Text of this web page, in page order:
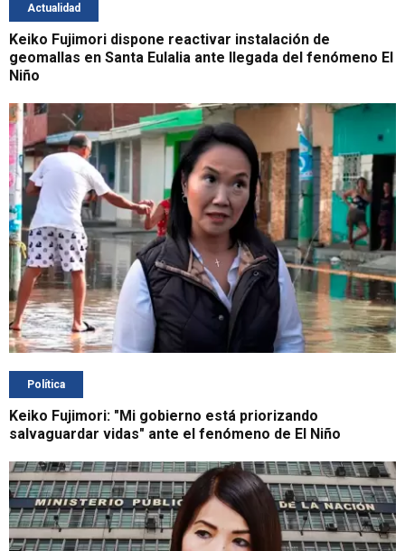
Actualidad
Keiko Fujimori dispone reactivar instalación de
geomallas en Santa Eulalia ante llegada del fenómeno El
Niño
Política
Keiko Fujimori: "Mi gobierno está priorizando
salvaguardar vidas" ante el fenómeno de El Niño